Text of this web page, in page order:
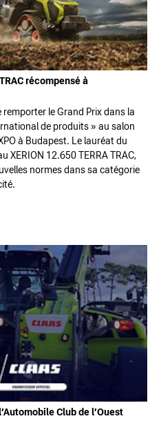
récompensé à
le Grand Prix dans la
de produits » au salon
à Budapest. Le lauréat du
XERION 12.650 TERRA TRAC,
normes dans sa catégorie
Club de l’Ouest